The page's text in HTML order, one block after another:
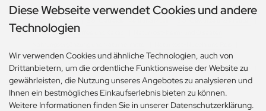
Naturkost-Chips und Salzgebäck | Naturkost-Dessert | Bio-Essig, Dressing und Öl |
Naturkost-Kaffee und Kakao
Naturkost-Schokolade und Gebäck | Naturkost-Soja und Milch |
Naturkost-Suppen und Sossen
| Bio-Tee | Naturkost-Trockenfrüchte und Nüsse
Naturkost-Zucker und Süssungsmittel | Naturkosmetik-Drogerie |
Ökologischer Gartenbedarf | Ökologischer Haushaltsbedarf
Diese Webseite verwendet Cookies und andere
Technologien
Wir verwenden Cookies und ähnliche Technologien, auch von
Drittanbietern, um die ordentliche Funktionsweise der Website zu
gewährleisten, die Nutzung unseres Angebotes zu analysieren und
Ihnen ein bestmögliches Einkaufserlebnis bieten zu können.
Weitere Informationen finden Sie in unserer Datenschutzerklärung.